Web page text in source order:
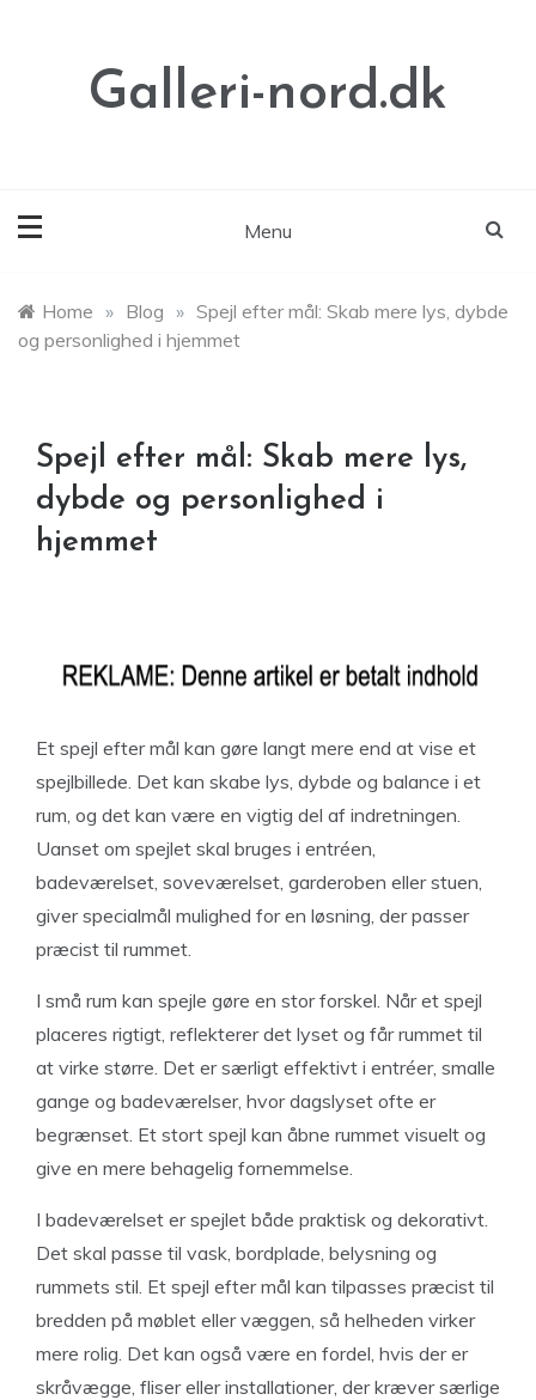
Galleri-nord.dk
Menu
Home » Blog » Spejl efter mål: Skab mere lys, dybde
og personlighed i hjemmet
Spejl efter mål: Skab mere lys,
dybde og personlighed i
hjemmet
Et spejl efter mål kan gøre langt mere end at vise et
spejlbillede. Det kan skabe lys, dybde og balance i et
rum, og det kan være en vigtig del af indretningen.
Uanset om spejlet skal bruges i entréen,
badeværelset, soveværelset, garderoben eller stuen,
giver specialmål mulighed for en løsning, der passer
præcist til rummet.
I små rum kan spejle gøre en stor forskel. Når et spejl
placeres rigtigt, reflekterer det lyset og får rummet til
at virke større. Det er særligt effektivt i entréer, smalle
gange og badeværelser, hvor dagslyset ofte er
begrænset. Et stort spejl kan åbne rummet visuelt og
give en mere behagelig fornemmelse.
I badeværelset er spejlet både praktisk og dekorativt.
Det skal passe til vask, bordplade, belysning og
rummets stil. Et spejl efter mål kan tilpasses præcist til
bredden på møblet eller væggen, så helheden virker
mere rolig. Det kan også være en fordel, hvis der er
skråvægge, fliser eller installationer, der kræver særlige